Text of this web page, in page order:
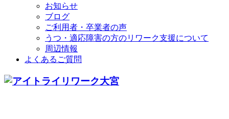
お知らせ
ブログ
ご利用者・卒業者の声
うつ・適応障害の方のリワーク支援について
周辺情報
よくあるご質問